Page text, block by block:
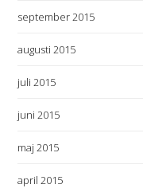
september 2015
augusti 2015
juli 2015
juni 2015
maj 2015
april 2015